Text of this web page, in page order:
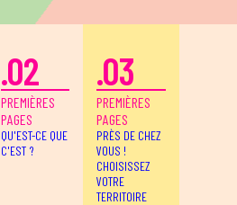
.02
PREMIÈRES
PAGES
QU'EST-CE QUE
C'EST ?
.03
PREMIÈRES
PAGES
PRÈS DE CHEZ
VOUS !
CHOISISSEZ
VOTRE
TERRITOIRE